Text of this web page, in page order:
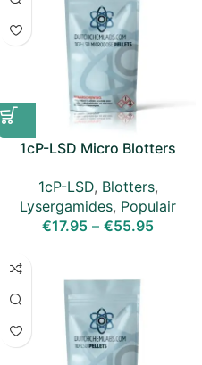
1cP-LSD Micro Blotters
1cP-LSD, Blotters,
Lysergamides, Populair
€17.95 – €55.95